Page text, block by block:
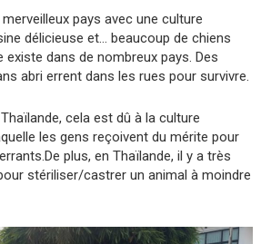
pays avec une culture
délicieuse et… beaucoup de chiens
existe dans de nombreux pays. Des
abri errent dans les rues pour survivre.
cela est dû à la culture
les gens reçoivent du mérite pour
plus, en Thaïlande, il y a très
stériliser/castrer un animal à moindre